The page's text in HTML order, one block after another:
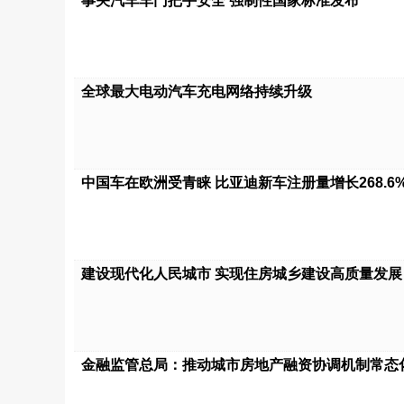
全球最大电动汽车充电网络持续升级
中国车在欧洲受青睐 比亚迪新车注册量增长
建设现代化人民城市 实现住房城乡建设高质量发展
金融监管总局：推动城市房地产融资协调机制常态